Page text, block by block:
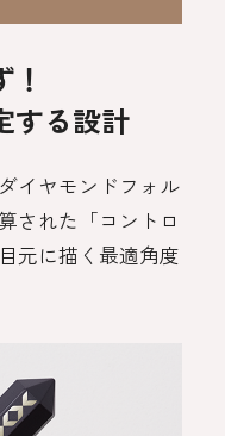
する設計
イヤモンドフォル
された「コントロ
元に描く最適角度